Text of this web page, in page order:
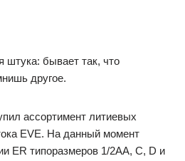
штука: бывает так, что
другое.
ассортимент литиевых
EVE. На данный момент
ER типоразмеров 1/2АА, С, D и